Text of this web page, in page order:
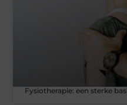
Fysiotherapie: een sterke